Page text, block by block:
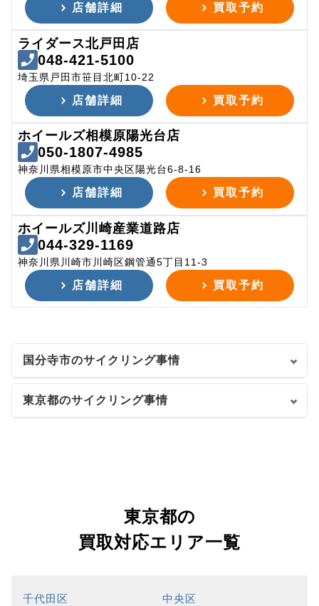
店舗詳細 買取予約
ライダース北戸田店
048-421-5100
埼玉県戸田市笹目北町10-22
店舗詳細 買取予約
ホイールズ相模原陽光台店
050-1807-4985
神奈川県相模原市中央区陽光台6-8-16
店舗詳細 買取予約
ホイールズ川崎産業道路店
044-329-1169
神奈川県川崎市川崎区鋼管通5丁目11-3
店舗詳細 買取予約
国分寺市のサイクリング事情
東京都のサイクリング事情
東京都の
買取対応エリア一覧
千代田区 中央区